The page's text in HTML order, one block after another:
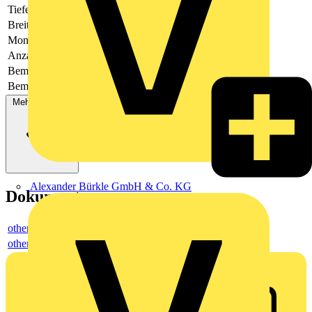
Alexander Bürkle GmbH & Co. KG
Tiefe
40
Breite
Montageart
Hutschiene TH35
Anzahl der Etagen
Bemessungsspannung
800
Bemessungsstrom In
24
Mehr anzeigen
Dokumente
others
others